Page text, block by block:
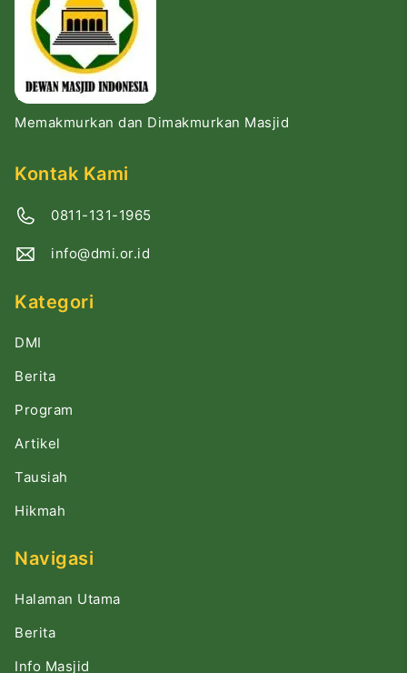
Memakmurkan dan Dimakmurkan Masjid
Kontak Kami
0811-131-1965
info@dmi.or.id
Kategori
DMI
Berita
Program
Artikel
Tausiah
Hikmah
Navigasi
Halaman Utama
Berita
Info Masjid